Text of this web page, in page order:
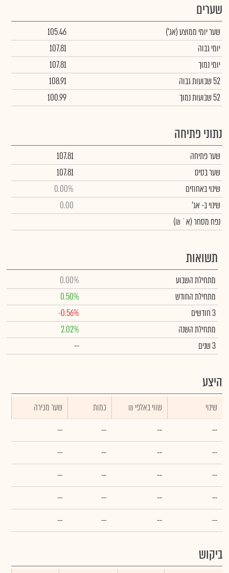
שערים
שער יומי ממוצע(אג')
105.46
יומי גבוה
107.81
יומי נמוך
107.81
52 שבועות גבוה
108.91
52 שבועות נמוך
100.99
נתוני פתיחה
שער פתיחה
107.81
שער בסיס
107.81
שינוי באחוזים
0.00%
שינויב- אג'
0.00
נפח מסחר(א` ₪)
תשואות
מתחילת השבוע
0.00%
מתחילת החודש
0.50%
3 חודשים
-0.56%
מתחילת השנה
2.02%
3 שנים
--
היצע
שינוי ₪ שווי באלפי כמות
שער מכירה
--
--
--
--
--
--
--
--
--
--
--
--
--
--
--
--
--
--
--
--
ביקוש